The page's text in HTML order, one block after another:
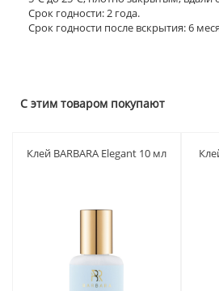
Срок годности: 2 года.
Срок годности после вскрытия: 6
С этим товаром покупают
Клей BARBARA Elegant 10 мл